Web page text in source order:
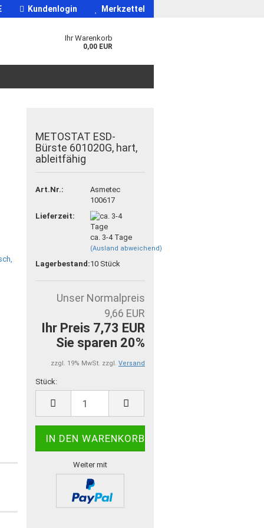
Kundenlogin Merkzettel
Ihr Warenkorb
0,00 EUR
METOSTAT ESD-
Bürste 601020G, hart,
ableitfähig
Art.Nr.:
Asmetec
100617
Lieferzeit:
ca. 3-4 Tage
(Ausland abweichend)
Lagerbestand:10 Stück
Unser Normalpreis
9,66 EUR
Ihr Preis 7,73 EUR
Sie sparen 20%
zzgl. 19% MwSt. zzgl. Versand
Stück:
Stück
Weiter mit